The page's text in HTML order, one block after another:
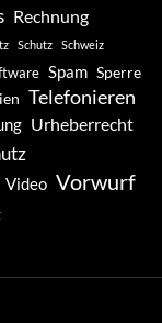
Rechnung
Schutz Schweiz
Spam Sperre
Telefonieren
Urheberrecht
Video Vorwurf